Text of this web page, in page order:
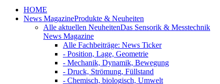
HOME
News MagazineProdukte & Neuheiten
Alle aktuellen NeuheitenDas Sensorik & Messtechnik
News Magazine
Alle Fachbeiträge: News Ticker
- Position, Lage, Geometrie
- Mechanik, Dynamik, Bewegung
- Druck, Strömung, Füllstand
- Chemisch, biologisch, Umwelt